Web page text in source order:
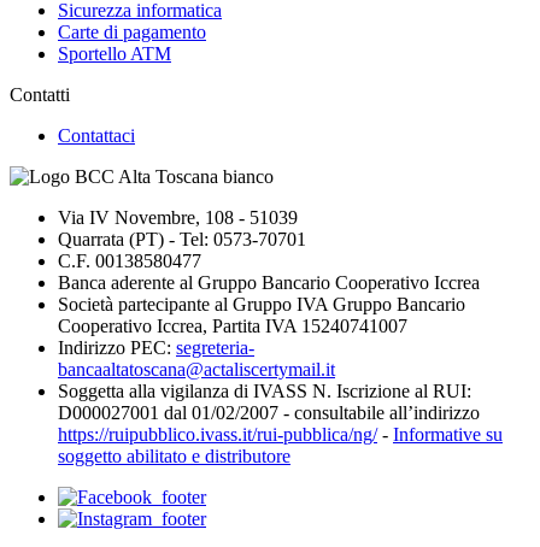
Sicurezza informatica
Carte di pagamento
Sportello ATM
Contatti
Contattaci
Via IV Novembre, 108 - 51039
Quarrata (PT) - Tel: 0573-70701
C.F. 00138580477
Banca aderente al Gruppo Bancario Cooperativo Iccrea
Società partecipante al Gruppo IVA Gruppo Bancario
Cooperativo Iccrea, Partita IVA 15240741007
Indirizzo PEC: segreteria-
bancaaltatoscana@actaliscertymail.it
Soggetta alla vigilanza di IVASS N. Iscrizione al RUI:
D000027001 dal 01/02/2007 - consultabile all’indirizzo
https://ruipubblico.ivass.it/rui-pubblica/ng/- Informative su
soggetto abilitato e distributore